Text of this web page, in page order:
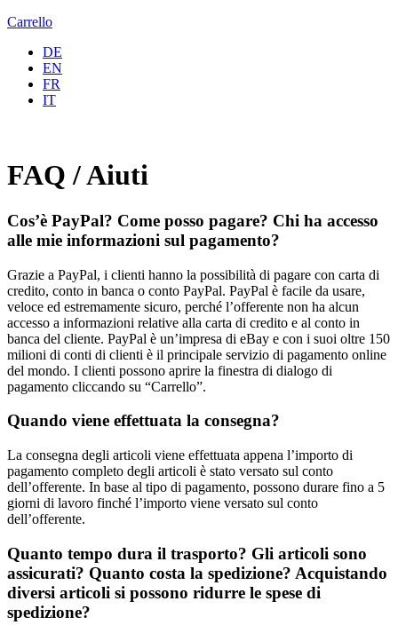
Carrello
DE
EN
FR
IT
FAQ / Aiuti
Cos’è PayPal? Come posso pagare? Chi ha accesso
alle mie informazioni sul pagamento?
Grazie a PayPal, i clienti hanno la possibilità di pagare con carta di
credito, conto in banca o conto PayPal. PayPal è facile da usare,
veloce ed estremamente sicuro, perché l’offerente non ha alcun
accesso a informazioni relative alla carta di credito e al conto in
banca del cliente. PayPal è un’impresa di eBay e con i suoi oltre 150
milioni di conti di clienti è il principale servizio di pagamento online
del mondo. I clienti possono aprire la finestra di dialogo di
pagamento cliccando su “Carrello”.
Quando viene effettuata la consegna?
La consegna degli articoli viene effettuata appena l’importo di
pagamento completo degli articoli è stato versato sul conto
dell’offerente. In base al tipo di pagamento, possono durare fino a 5
giorni di lavoro finché l’importo viene versato sul conto
dell’offerente.
Quanto tempo dura il trasporto? Gli articoli sono
assicurati? Quanto costa la spedizione? Acquistando
diversi articoli si possono ridurre le spese di
spedizione?